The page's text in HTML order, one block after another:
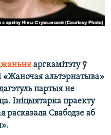
аргкамітэту ў
«Жаночая альтэрнатыва»
партыя не
Ініцыятарка праекту
расказала Свабодзе аб